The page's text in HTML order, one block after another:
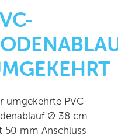
umgekehrte PVC-
Ø 38 cm
50 mm Anschluss